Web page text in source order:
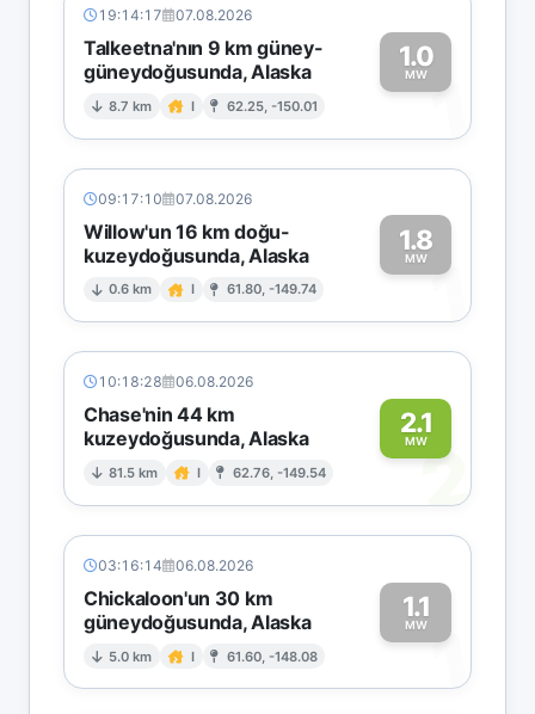
19:14:17 07.08.2026
Talkeetna'nın 9 km güney-
güneydoğusunda, Alaska
8.7 km I 62.25, -150.01
1.0
MW1
09:17:10 07.08.2026
Willow'un 16 km doğu-
kuzeydoğusunda, Alaska
0.6 km I 61.80, -149.74
1.8
MW1
10:18:28 06.08.2026
Chase'nin 44 km
kuzeydoğusunda, Alaska
81.5 km I 62.76, -149.54
2.1
MW
2
03:16:14 06.08.2026
Chickaloon'un 30 km
güneydoğusunda, Alaska
5.0 km I 61.60, -148.08
1.1
MW1